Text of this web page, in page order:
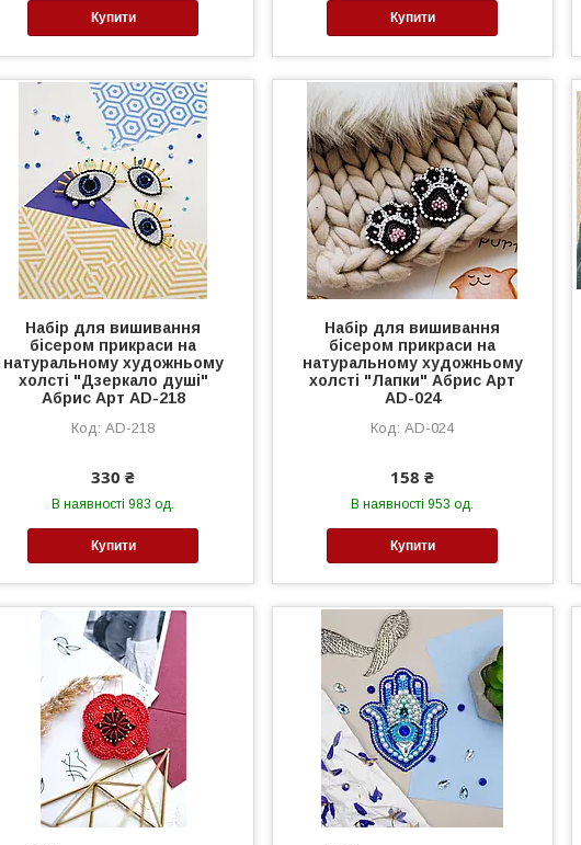
Купити Купити
Набір для вишивання
бісером прикраси на
натуральному художньому
холсті "Дзеркало душі"
Абрис Арт AD-218
AD-218
330 ₴
В наявності 983 од.
Купити
Набір для вишивання
бісером прикраси на
натуральному художньому
холсті "Лапки" Абрис Арт
AD-024
AD-024
158 ₴
В наявності 953 од.
Купити